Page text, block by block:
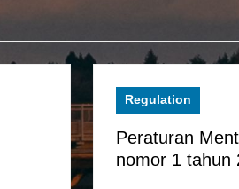
Regulation
Peraturan
nomor 1 tahun